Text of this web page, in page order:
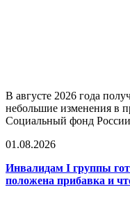
В августе 2026 года
небольшие изменения в
Социальный фонд
01.08.2026
Инвалидам I группы
положена прибавка и